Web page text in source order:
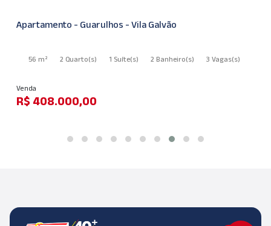
Apartamento - Guarulhos - Vila Galvão
56 m² 2 Quarto(s) 1 Suíte(s) 2 Banheiro(s) 3 Vagas(s)
Venda
R$ 408.000,00